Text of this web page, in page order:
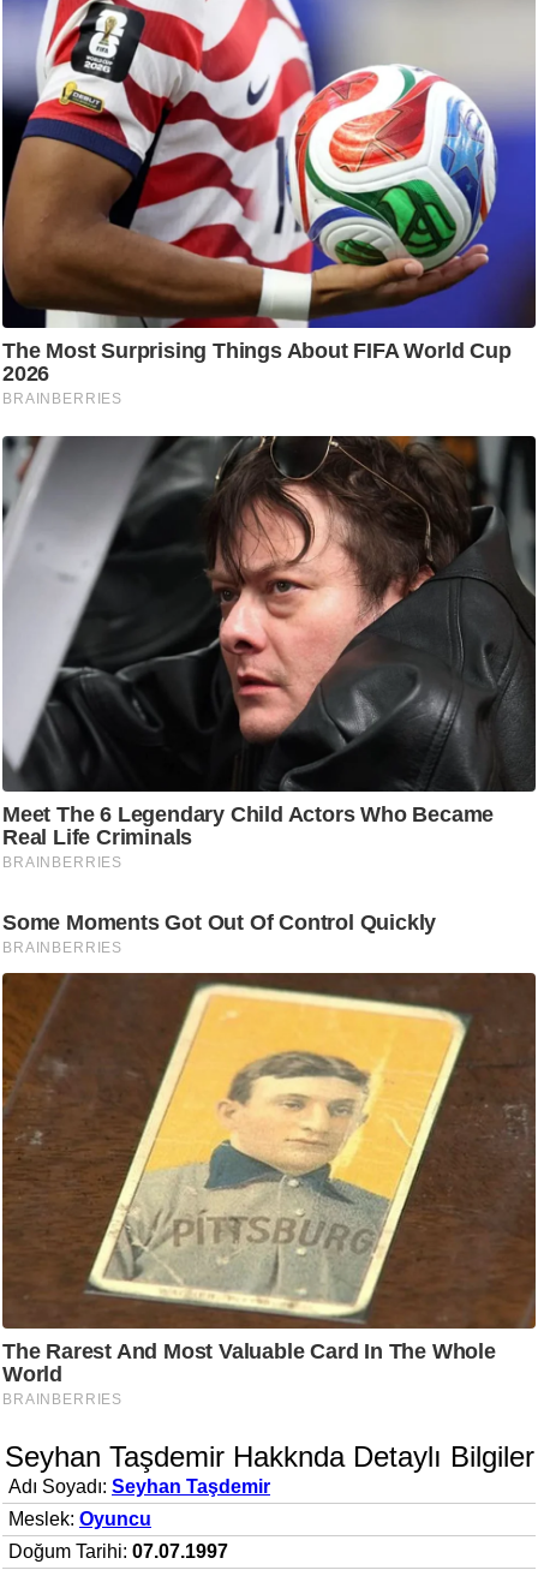
Seyhan Taşdemir Hakknda Detaylı Bilgiler
Adı Soyadı: Seyhan Taşdemir
Meslek: Oyuncu
Doğum Tarihi: 07.07.1997